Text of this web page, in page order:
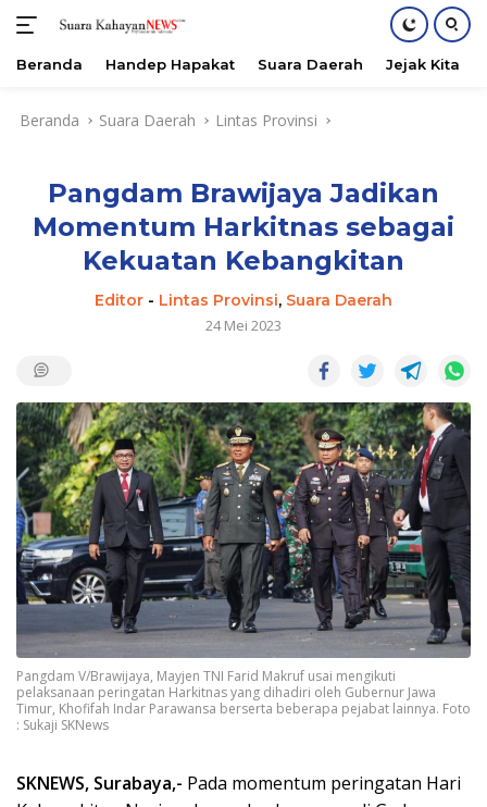
Beranda Handep Hapakat Suara Daerah Jejak Kita
Beranda Suara Daerah Lintas Provinsi
Pangdam Brawijaya Jadikan
Momentum Harkitnas sebagai
Kekuatan Kebangkitan
Editor - Lintas Provinsi, Suara Daerah
24 Mei 2023
Pangdam V/Brawijaya, Mayjen TNI Farid Makruf usai mengikuti
pelaksanaan peringatan Harkitnas yang dihadiri oleh Gubernur Jawa
Timur, Khofifah Indar Parawansa berserta beberapa pejabat lainnya. Foto
: Sukaji SKNews
SKNEWS, Surabaya,- Pada momentum peringatan Hari